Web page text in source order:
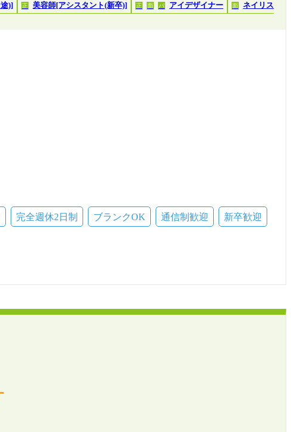
)] 正 美容師[アシスタント(新卒)] 正 面 パ アイデザイナー 面
ネイリス
完全週休2日制 ブランクOK 通信制歓迎 新卒歓迎